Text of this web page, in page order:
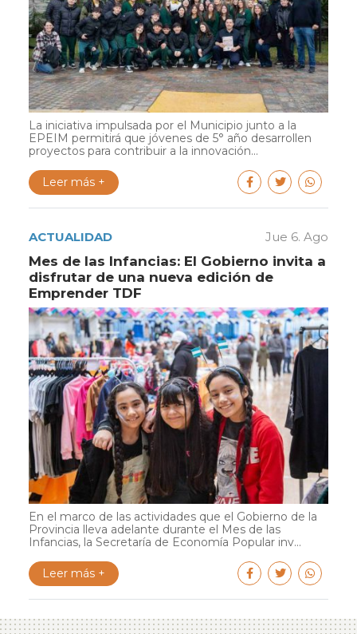
La iniciativa impulsada por el Municipio junto a la
EPEIM permitirá que jóvenes de 5° año desarrollen
proyectos para contribuir a la innovación...
Leer más +
ACTUALIDAD Jue 6. Ago
Mes de las Infancias: El Gobierno invita a
disfrutar de una nueva edición de
Emprender TDF
En el marco de las actividades que el Gobierno de la
Provincia lleva adelante durante el Mes de las
Infancias, la Secretaría de Economía Popular inv...
Leer más +